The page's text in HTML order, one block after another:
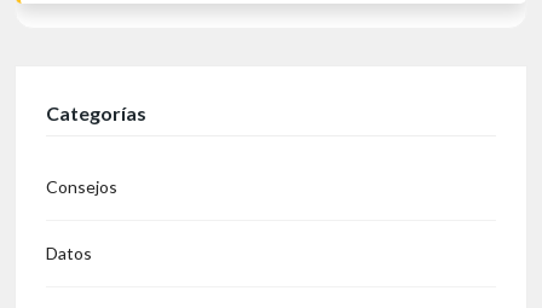
Categorías
Consejos
Datos